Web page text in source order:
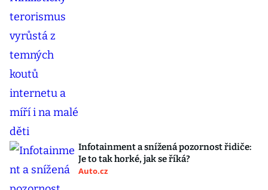
Infotainment a snížená pozornost řidiče:
Je to tak horké, jak se říká?
Auto.cz